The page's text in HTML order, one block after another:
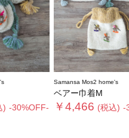
) -30%OFF-
Samansa Mos2 home's
ベアー巾着M
￥4,466 (税込) -